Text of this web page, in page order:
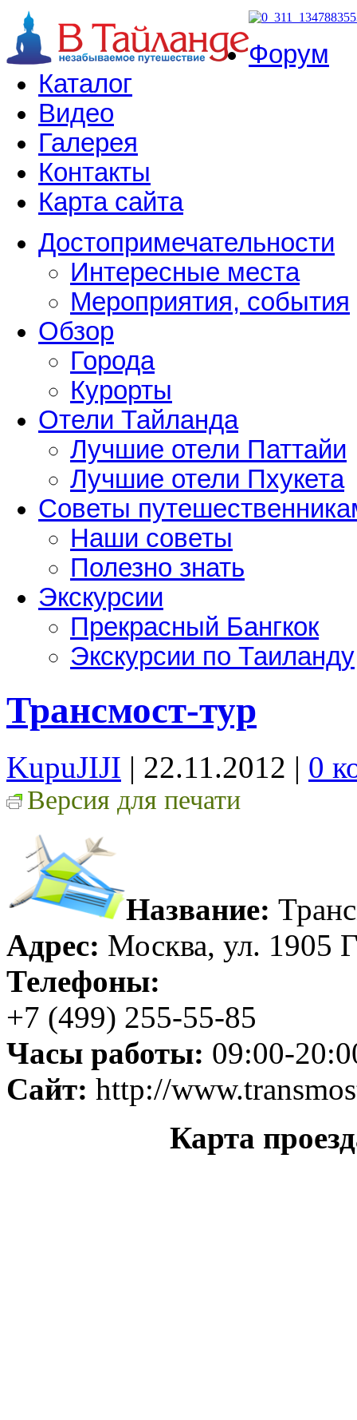
Форум
Каталог
Видео
Галерея
Контакты
Карта сайта
Достопримечательности
Интересные места
Мероприятия, события
Обзор
Города
Курорты
Отели Тайланда
Лучшие отели Паттайи
Лучшие отели Пхукета
Советы
Наши советы
Полезно знать
Экскурсии
Прекрасный Бангкок
Экскурсии по Таиланду
Трансмост-тур
KupuJIJI | 22.11.2012 | 0
Версия для печати
Название:
Адрес: Москва, ул. 1905
Телефоны:
+7 (499) 255-55-85
Часы работы: 09:00-
Сайт: http://
Карта